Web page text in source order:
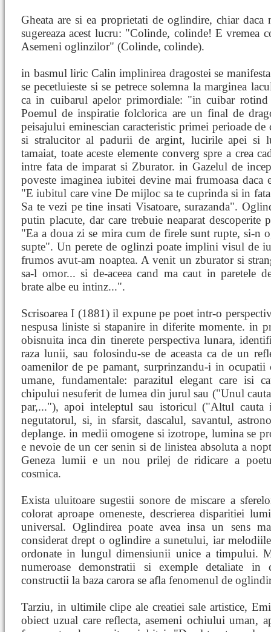
Gheata are si ea proprietati de oglindire, chiar daca
sugereaza acest lucru: "Colinde, colinde! E vremea
Asemeni oglinzilor" (Colinde, colinde).
in basmul liric Calin implinirea dragostei se
se pecetluieste si se petrece solemna la marginea
ca in cuibarul apelor primordiale: "in cuibar rotind
Poemul de inspiratie folclorica are un final de
peisajului eminescian caracteristic primei perioade
si stralucitor al padurii de argint, lucirile apei si
tamaiat, toate aceste elemente converg spre a crea
intre fata de imparat si Zburator. in Gazelul de
poveste imaginea iubitei devine mai frumoasa daca
"E iubitul care vine De mijloc sa te cuprinda si in
Sa te vezi pe tine insati Visatoare, surazanda".
putin placute, dar care trebuie neaparat descoperite
"Ea a doua zi se mira cum de firele sunt rupte, si-n
supte". Un perete de oglinzi poate implini visul de
frumos avut-am noaptea. A venit un zburator si
sa-l omor... si de-aceea cand ma caut in paretele
brate albe eu intinz...".
Scrisoarea I (1881) il expune pe poet intr-o
nespusa liniste si stapanire in diferite momente. in
obisnuita inca din tinerete perspectiva lunara,
raza lunii, sau folosindu-se de aceasta ca de un
oamenilor de pe pamant, surprinzandu-i in ocupatii
umane, fundamentale: parazitul elegant care isi
chipului nesuferit de lumea din jurul sau ("Unul
par,..."), apoi inteleptul sau istoricul ("Altul
negutatorul, si, in sfarsit, dascalul, savantul,
deplange. in medii omogene si izotrope, lumina se
e nevoie de un cer senin si de linistea absoluta a
Geneza lumii e un nou prilej de ridicare a
cosmica.
Exista uluitoare sugestii sonore de miscare a
colorat aproape omeneste, descrierea disparitiei
universal. Oglindirea poate avea insa un sens
considerat drept o oglindire a sunetului, iar
ordonate in lungul dimensiunii unice a timpului.
numeroase demonstratii si exemple detaliate in
constructii la baza carora se afla fenomenul de
Tarziu, in ultimile clipe ale creatiei sale artistice,
obiect uzual care reflecta, asemeni ochiului uman,